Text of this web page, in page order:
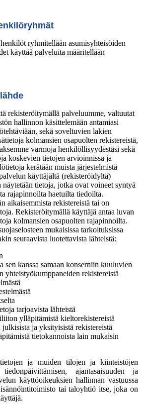
ryhmitellään asumisyhteisöiden
käyttää palveluita määritellään
rekisteröitymällä palveluumme, valtuutat
hallinnon käsittelemään antamiasi
sekä soveltuvien lakien
kolmansien osapuolten rekistereistä,
varmoja henkilöllisyydestäsi sekä
koskevien tietojen arvioinnissa ja
kerätään muista järjestelmistä
käyttäjältä (rekisteröidyltä)
näytetään tietoja, jotka ovat voineet syntyä
rajapinnoilta haetuilta tiedoilta.
aikaisemmista rekistereistä tai on
Rekisteröitymällä käyttäjä antaa luvan
kolmansien osapuolten rajapinnoilta.
mukaisissa tarkoituksissa
seuraavista luotettavista lähteistä:
sen kanssa samaan konserniin kuuluvien
yhteistyökumppaneiden rekistereistä
tarjoavista lähteistä
ylläpitämistä kieltorekistereistä
julkisista ja yksityisistä rekistereistä
tietokannoista lain mukaisin
ja muiden tilojen ja kiinteistöjen
ajantasaisuuden ja
käyttöoikeuksien hallinnan vastuussa
tai taloyhtiö itse, joka on